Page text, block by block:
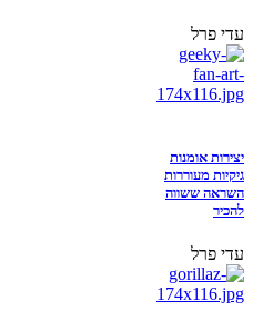
עדי פרל
יצירות אומנות
גיקיות מעוררות
השראה ששווה
להכיר
עדי פרל